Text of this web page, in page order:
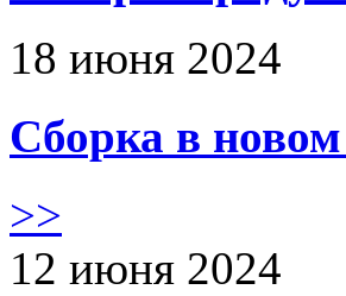
18 июня 2024
Сборка в
>>
12 июня 2024